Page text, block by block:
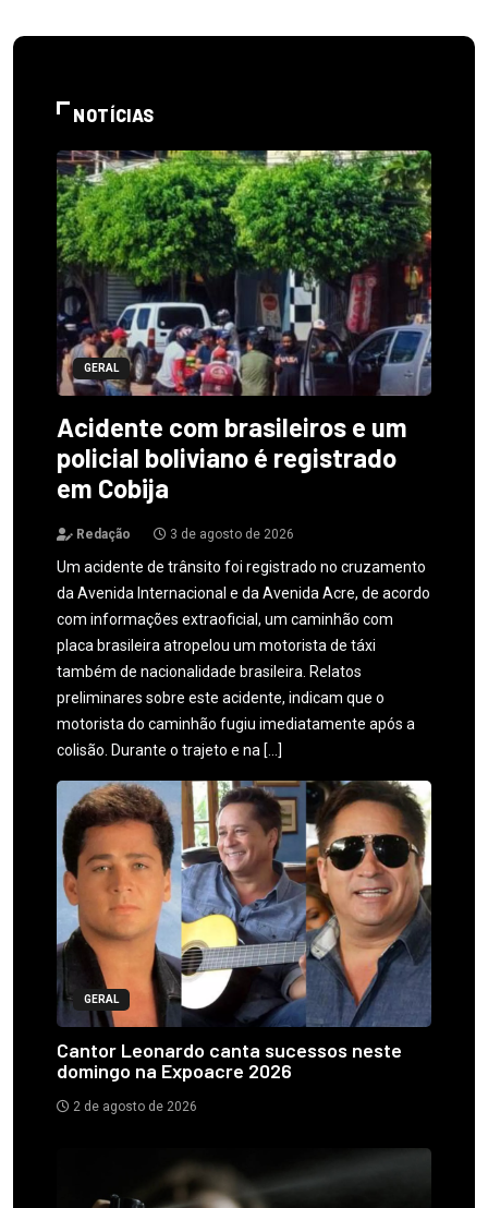
NOTÍCIAS
GERAL
Acidente com brasileiros e um
policial boliviano é registrado
em Cobija
Redação 3 de agosto de 2026
Um acidente de trânsito foi registrado no cruzamento
da Avenida Internacional e da Avenida Acre, de acordo
com informações extraoficial, um caminhão com
placa brasileira atropelou um motorista de táxi
também de nacionalidade brasileira. Relatos
preliminares sobre este acidente, indicam que o
motorista do caminhão fugiu imediatamente após a
colisão. Durante o trajeto e na […]
GERAL
Cantor Leonardo canta sucessos neste
domingo na Expoacre 2026
2 de agosto de 2026